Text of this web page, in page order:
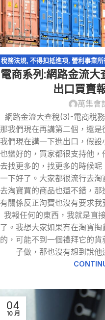
稅務法規, 不得扣抵進項, 營利事業所
答-營業稅,網路交易課稅,網路拍賣,
電商系列:網路金流
出口買賣
萬集會
網路金流大查稅(3)-電商稅
那我們現在再講第二個，還
我們現在講一下進出口，假
也蠻好的，買家都很支持他
去找更多的，找更多的時候
一下好了。大家都很流行去
去淘寶買的商品也還不錯，
有關係反正淘寶也沒有要求
我報任何的東西，我就是直
了。我想大家如果有在淘寶
的，可能不到一個禮拜它的
子做，那也沒有想到說他
04
10 月